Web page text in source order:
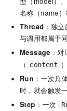
名称（name）
Thread ：独
与调用都属于
Message ：
（ content
Run ：一次具
时，就会触发
Step ：一次